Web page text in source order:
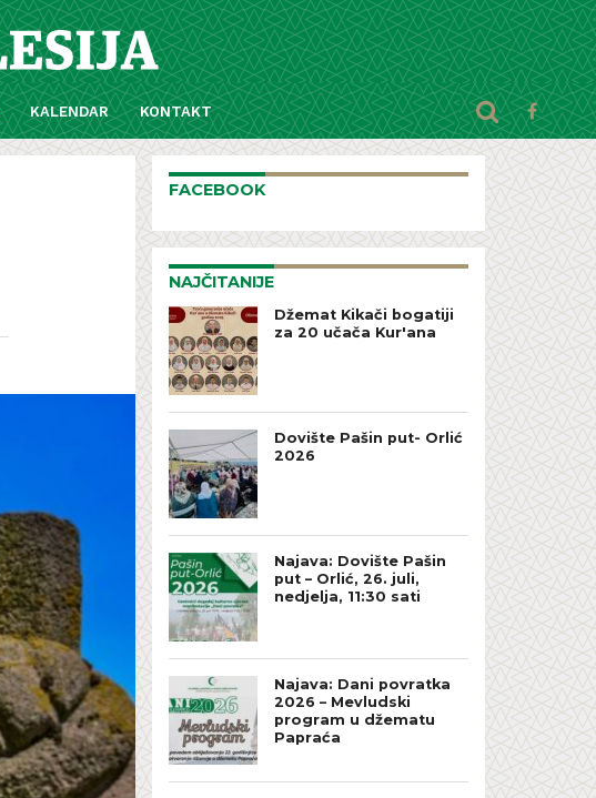
KALENDAR KONTAKT
FACEBOOK
NAJČITANIJE
Džemat Kikači bogatiji
za 20 učača Kur'ana
Dovište Pašin put- Orlić
2026
Najava: Dovište Pašin
put – Orlić, 26. juli,
nedjelja, 11:30 sati
Najava: Dani povratka
2026 – Mevludski
program u džematu
Papraća